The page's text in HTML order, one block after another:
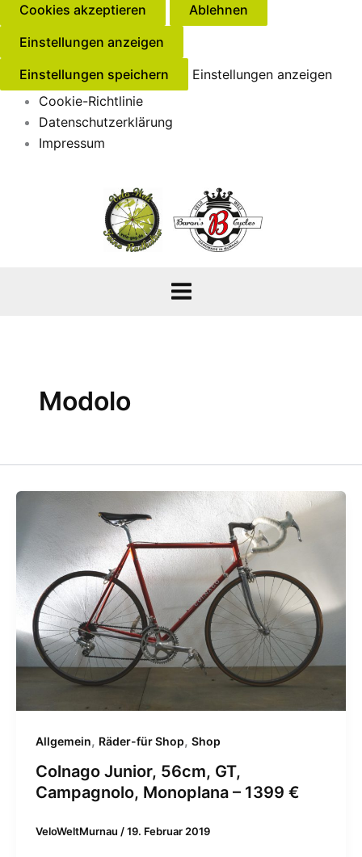
Cookies akzeptieren
Ablehnen
Einstellungen anzeigen
Einstellungen speichern
Einstellungen anzeigen
Cookie-Richtlinie
Datenschutzerklärung
Impressum
Modolo
Allgemein, Räder-für Shop, Shop
Colnago Junior, 56cm, GT,
Campagnolo, Monoplana – 1399 €
VeloWeltMurnau /19. Februar 2019